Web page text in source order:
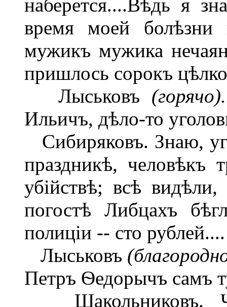
наберется....Вѣдь я
время моей
мужикъ мужика
пришлось сорокъ
Лыськовъ (горячо).
Ильичъ, дѣло-то
Сибиряковъ. Знаю,
праздникѣ, человѣкъ
убійствѣ; всѣ
погостѣ Либцахъ
полиціи -- сто рублей....
Лыськовъ
Петръ Ѳедорычъ самъ
Шакольниковъ.